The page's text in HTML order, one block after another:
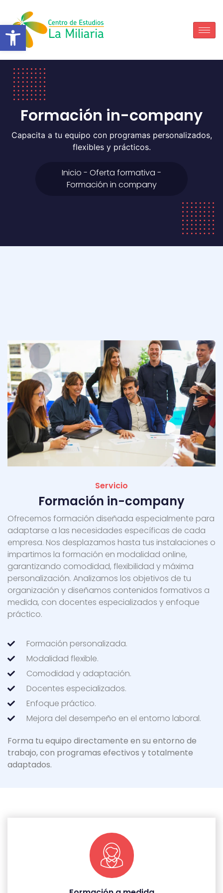
Abrir barra de herramientas
Formación in-company
Capacita a tu equipo con programas personalizados,
flexibles y prácticos.
Inicio - Oferta formativa -
Formación in company
Servicio
Formación in-company
Ofrecemos formación diseñada especialmente para
adaptarse a las necesidades específicas de cada
empresa. Nos desplazamos hasta tus instalaciones o
impartimos la formación en modalidad online,
garantizando comodidad, flexibilidad y máxima
personalización. Analizamos los objetivos de tu
organización y diseñamos contenidos formativos a
medida, con docentes especializados y enfoque
práctico.
Formación personalizada.
Modalidad flexible.
Comodidad y adaptación.
Docentes especializados.
Enfoque práctico.
Mejora del desempeño en el entorno laboral.
Forma tu equipo directamente en su entorno de
trabajo, con programas efectivos y totalmente
adaptados.